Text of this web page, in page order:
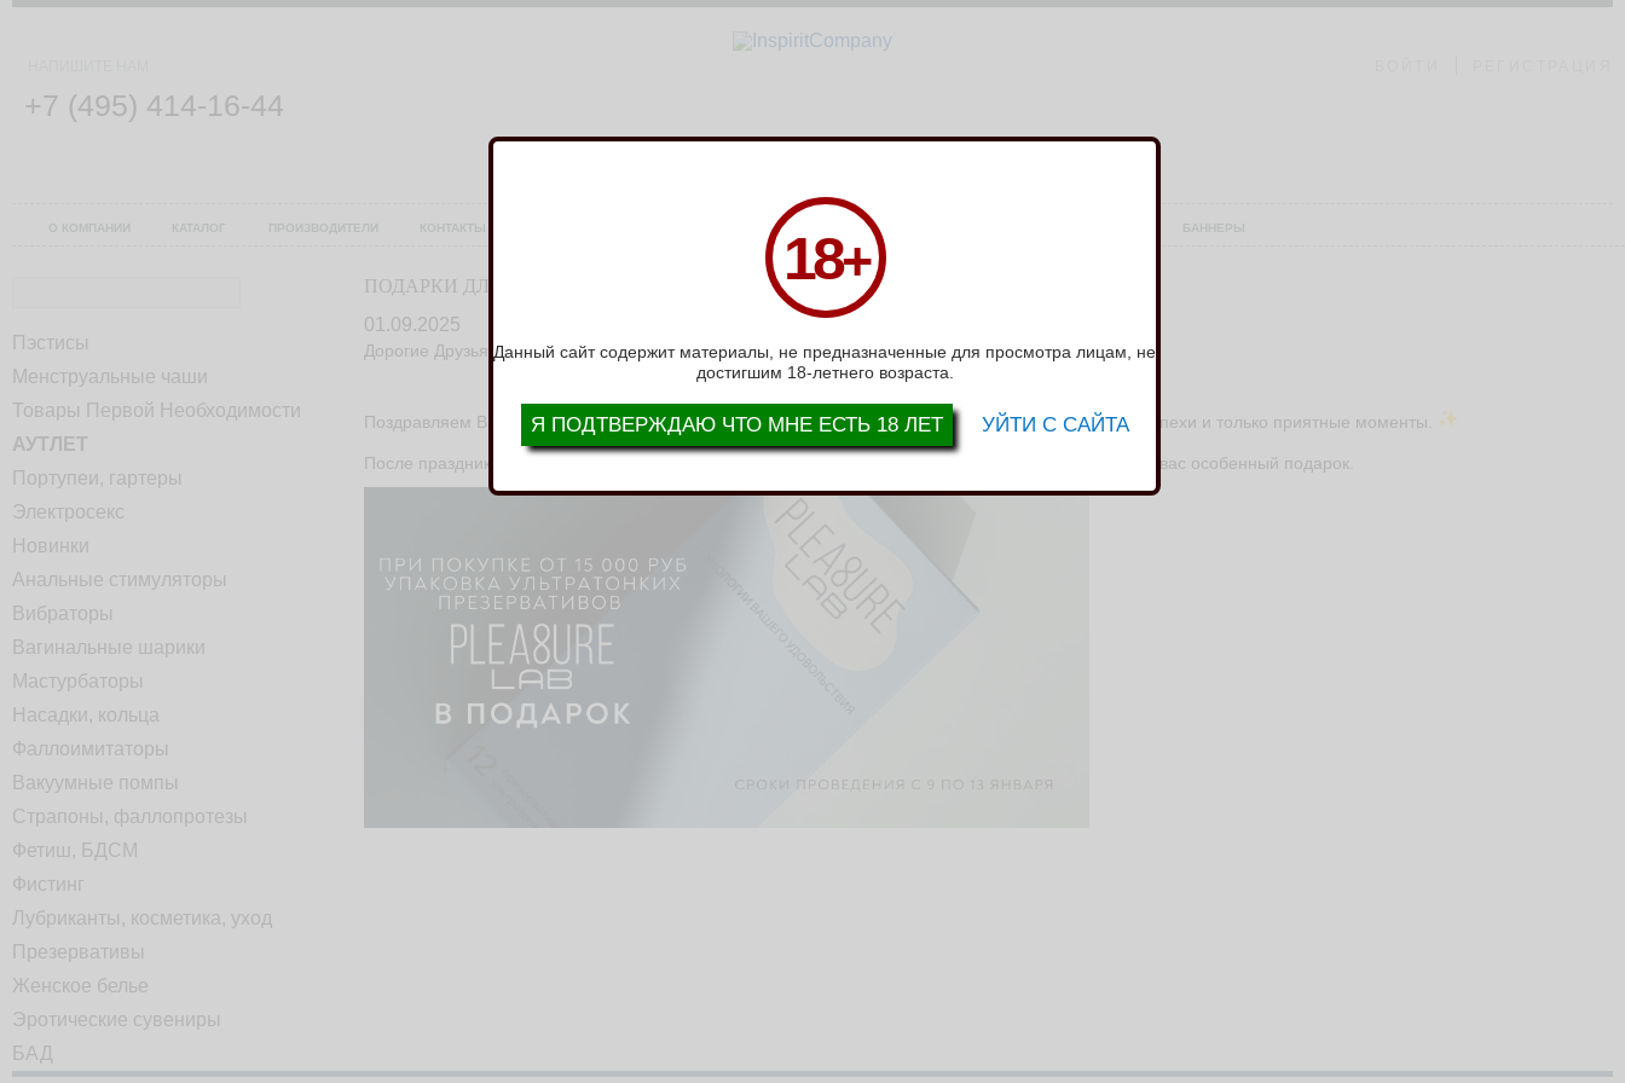
18+
Данный сайт содержит материалы, не предназначенные для просмотра лицам, не
достигшим 18-летнего возраста.
Я ПОДТВЕРЖДАЮ ЧТО МНЕ ЕСТЬ 18 ЛЕТ УЙТИ С САЙТА
О КОМПАНИИ КАТАЛОГ ПРОИЗВОДИТЕЛИ КОНТАКТЫ ВОПРОС-ОТВЕТ ВАКАНСИИ БАННЕРЫ
+7 (495) 414-16-44
Пэстисы
Менструальные чаши
Товары Первой Необходимости
АУТЛЕТ
Портупеи, гартеры
Электросекс
Новинки
Анальные стимуляторы
Вибраторы
Вагинальные шарики
Мастурбаторы
Насадки, кольца
Фаллоимитаторы
Вакуумные помпы
Страпоны, фаллопротезы
Фетиш, БДСМ
Фистинг
Лубриканты, косметика, уход
Презервативы
Женское белье
Эротические сувениры
БАД
ПОДАРКИ ДЛЯ НАШИХ ЛЮБИМЫХ КЛИЕНТОВ
01.09.2025
Дорогие Друзья, Клиенты и Партнеры!
Поздравляем Вас с наступившим Новым годом! Пусть 2025 год принесет Вам счастье, здоровье, успехи и только приятные моменты.
После праздников самое время позаботиться о пополнении ваших запасов! А мы подготовили для вас особенный подарок.